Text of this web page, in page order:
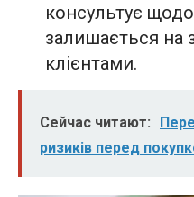
консультує
залишається на
клієнтами.
Сейчас читают:
ризиків перед